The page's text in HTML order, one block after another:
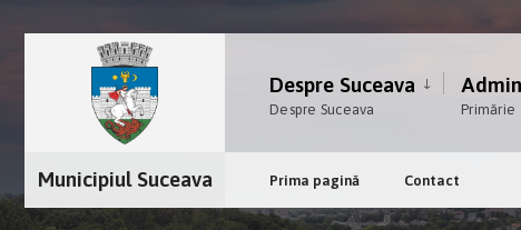
Despre Suceava
Despre Suceava Primărie
Municipiul Suceava Prima pagină Contact